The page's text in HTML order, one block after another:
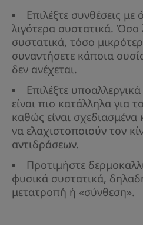
Επιλέξτε συνθέσεις
λιγότερα συστατικά. Όσο
συστατικά, τόσο
συναντήσετε κάποια
δεν ανέχεται.
Επιλέξτε
είναι πιο κατάλληλα για
καθώς είναι σχεδιασμένα
να ελαχιστοποιούν τον
αντιδράσεων.
Προτιμήστε
φυσικά συστατικά,
μετατροπή ή «σύνθεση».